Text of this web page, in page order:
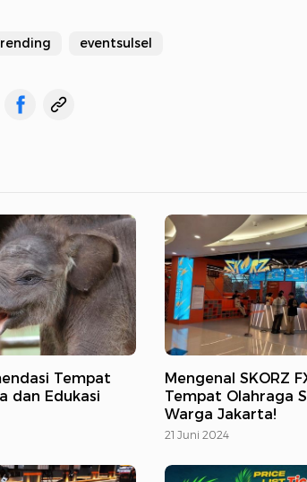
eventsulsel
Tempat
dan Edukasi
Mengenal SKORZ
Tempat Olahraga
Warga Jakarta!
21 Juni 2024